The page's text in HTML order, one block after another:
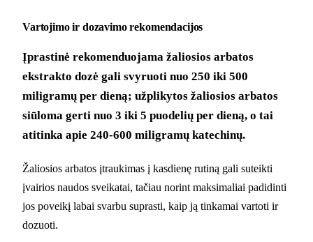
Vartojimo ir dozavimo rekomendacijos
Įprastinė rekomenduojama žaliosios arbatos
ekstrakto dozė gali svyruoti nuo 250 iki 500
miligramų per dieną; užplikytos žaliosios arbatos
siūloma gerti nuo 3 iki 5 puodelių per dieną, o tai
atitinka apie 240-600 miligramų katechinų.
Žaliosios arbatos įtraukimas į kasdienę rutiną gali suteikti
įvairios naudos sveikatai, tačiau norint maksimaliai padidinti
jos poveikį labai svarbu suprasti, kaip ją tinkamai vartoti ir
dozuoti.